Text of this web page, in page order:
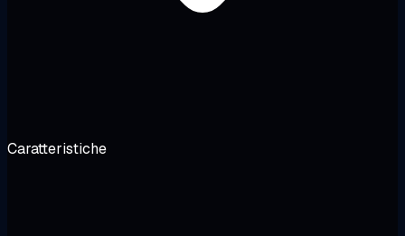
Caratteristiche